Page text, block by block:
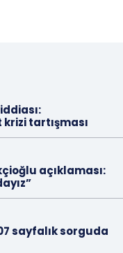
tartışması
açıklaması:
sayfalık sorguda